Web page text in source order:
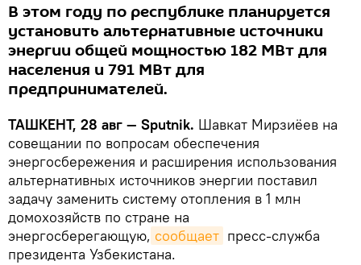
В этом году по республике планируется
установить альтернативные источники
энергии общей мощностью 182 МВт для
населения и 791 МВт для
предпринимателей.
ТАШКЕНТ, 28 авг — Sputnik. Шавкат Мирзиёев на
совещании по вопросам обеспечения
энергосбережения и расширения использования
альтернативных источников энергии поставил
задачу заменить систему отопления в 1 млн
домохозяйств по стране на
энергосберегающую, сообщает пресс-служба
президента Узбекистана.